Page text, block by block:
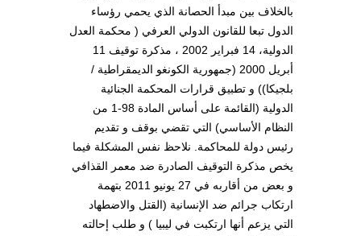
بالخلاف بين مبدأ الحصانة الذي يحمي رؤساء
الدول تبعا للقانون الدولي العرفي ( محكمة العدل
الدولية، 14 فبراير 2002 ، مذكرة توقيف 11
أبريل 2000 (جمهورية الكونغو الديمقراطية /
بلجيكا)) و تطبيق قرارات المحكمة الجنائية
الدولية (القائمة على أساس المادة 98-1 من
النظام الأساسي) التي تقضي بوقف و تقديم
رئيس دولة للمحاكمة. نلاحظ نفس المشكلة فيما
يخص مذكرة التوقيف الصادرة ضد معمر القذافي
و بعض من أقاربه في 27 يونيو 2011 بتهمة
ارتكاب جرائم ضد الإنسانية (القتل والاضطهاد
التي يزعم أنها ارتكبت في ليبيا ) و طلب إحالته